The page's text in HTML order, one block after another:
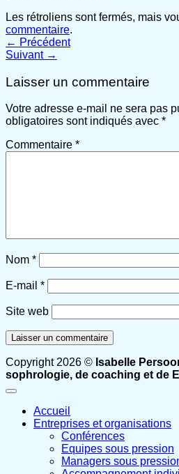
Les rétroliens sont fermés, mais
commentaire.
← Précédent
Suivant →
Laisser un commentaire
Votre adresse e-mail ne sera pas
obligatoires sont indiqués avec *
Commentaire *
Nom *
E-mail *
Site web
Copyright 2026 © Isabelle
sophrologie, de coaching et de
Accueil
Entreprises et organisations
Conférences
Equipes sous pression
Managers sous